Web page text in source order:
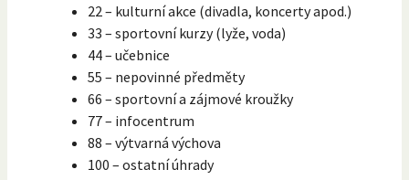
22 – kulturní akce (divadla, koncerty apod.)
33 – sportovní kurzy (lyže, voda)
44 – učebnice
55 – nepovinné předměty
66 – sportovní a zájmové kroužky
77 – infocentrum
88 – výtvarná výchova
100 – ostatní úhrady